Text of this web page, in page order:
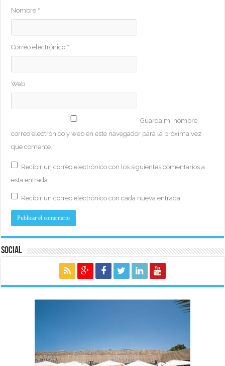
Nombre *
Correo electrónico *
Web
Guarda mi nombre,
correo electrónico y web en este navegador para la próxima vez
que comente.
Recibir un correo electrónico con los siguientes comentarios a
esta entrada.
Recibir un correo electrónico con cada nueva entrada.
Social